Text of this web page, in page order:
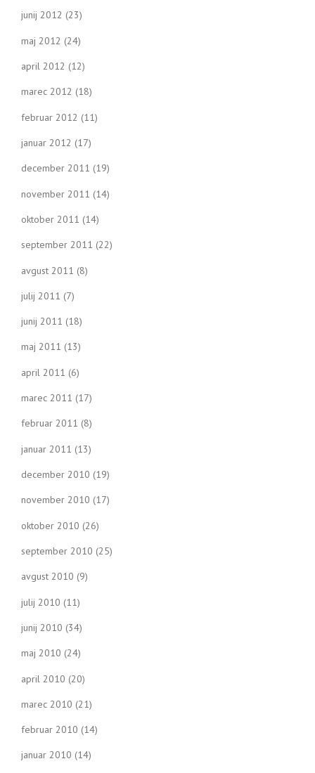
junij 2012 (23)
maj 2012 (24)
april 2012 (12)
marec 2012 (18)
februar 2012 (11)
januar 2012 (17)
december 2011 (19)
november 2011 (14)
oktober 2011 (14)
september 2011 (22)
avgust 2011 (8)
julij 2011 (7)
junij 2011 (18)
maj 2011 (13)
april 2011 (6)
marec 2011 (17)
februar 2011 (8)
januar 2011 (13)
december 2010 (19)
november 2010 (17)
oktober 2010 (26)
september 2010 (25)
avgust 2010 (9)
julij 2010 (11)
junij 2010 (34)
maj 2010 (24)
april 2010 (20)
marec 2010 (21)
februar 2010 (14)
januar 2010 (14)